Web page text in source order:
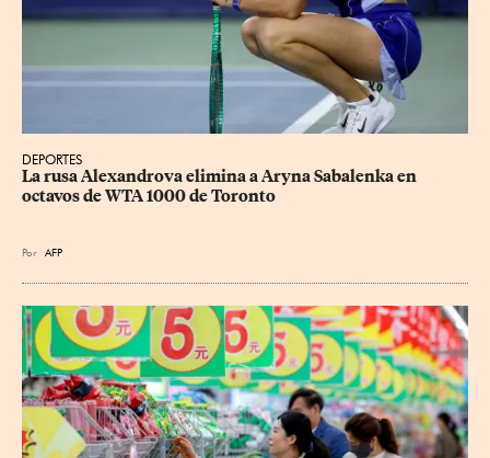
DEPORTES
La rusa Alexandrova elimina a Aryna Sabalenka en
octavos de WTA 1000 de Toronto
Por AFP